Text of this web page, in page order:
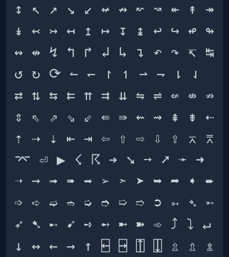
↕ ↖ ↗ ↘ ↙ ↚ ↛ ↜ ↝ ↞ ↟ ↠
↡ ↢ ↣ ↤ ↥ ↦ ↧ ↨ ↩ ↪ ↫ ↬
↭ ↮ ↯ ↰ ↱ ↲ ↳ ↴ ↶ ↷ ↸ ↹
↺ ↻ ⟳ ↼ ↽ ↾ ↿ ⇀ ⇁ ⇂ ⇃
⇄ ⇅ ⇆ ⇇ ⇈ ⇉ ⇊ ⇋ ⇌ ⇍ ⇎ ⇏
⇕ ⇖ ⇗ ⇘ ⇙ ⇚ ⇛ ⇜ ⇝ ⇞ ⇟ ⇠
⇡ ⇢ ⇣ ⇤ ⇥ ⇦ ⇧ ⇨ ⇩ ⇪ ⌅ ⌆
⌤ ⏎ ▶ ☇ ☈ ➔ ➘ ➙ ➚ ➛ ➜
➝ ➞ ➟ ➠ ➡ ➢ ➣ ➤ ➥ ➦ ➧ ➨
➩ ➪ ➫ ➬ ➭ ➮ ➯ ➱ ➲ ➳ ➴ ➵
➶ ➷ ➸ ➹ ➺ ➻ ➼ ➽ ➾ ⤴ ⤵ ↵
↓ ↔ ← → ↑ ⍇ ⍈ ⍐ ⍗ ⇫ ⇬ ⇭